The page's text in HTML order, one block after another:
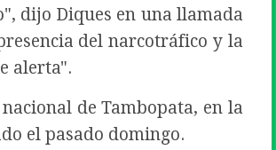
dijo Diques en una llamada
del narcotráfico y la
alerta".
de Tambopata, en la
el pasado domingo.